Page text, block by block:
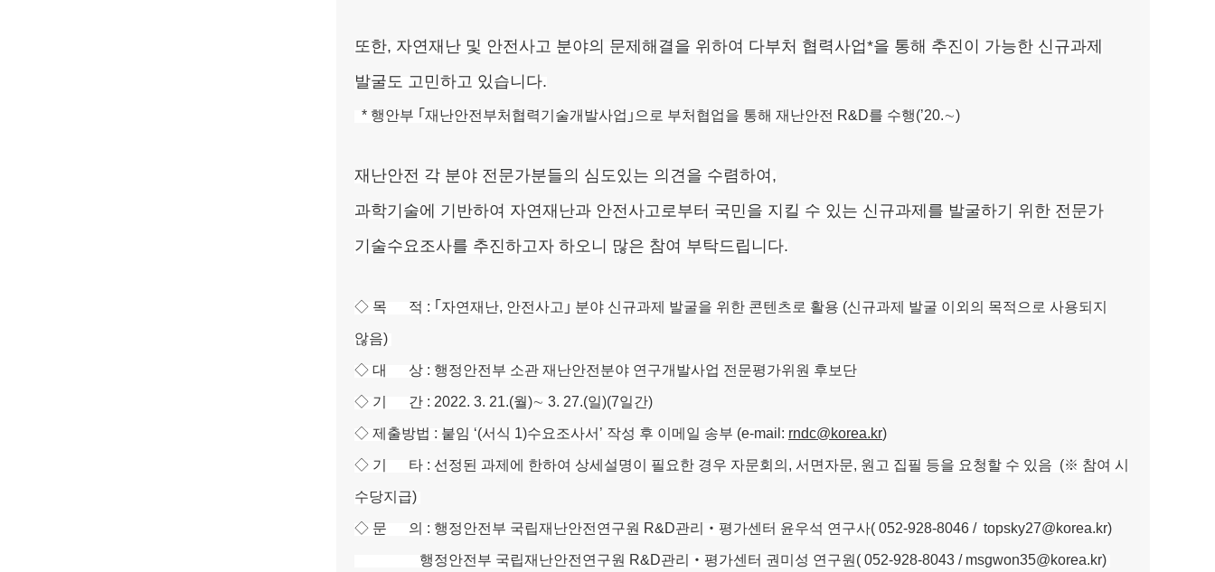
또한, 자연재난 및 안전사고 분야의 문제해결을 위하여 다부처 협력사업*을 통해 추진이 가능한 신규과제
발굴도 고민하고 있습니다.
* 행안부 ｢재난안전부처협력기술개발사업｣으로 부처협업을 통해 재난안전 R&D를 수행(’20.∼)
재난안전 각 분야 전문가분들의 심도있는 의견을 수렴하여,
과학기술에 기반하여 자연재난과 안전사고로부터 국민을 지킬 수 있는 신규과제를 발굴하기 위한 전문가
기술수요조사를 추진하고자 하오니 많은 참여 부탁드립니다.
◇ 목 적 : ｢자연재난, 안전사고｣ 분야 신규과제 발굴을 위한 콘텐츠로 활용 (신규과제 발굴 이외의 목적으로 사용되지
않음)
◇ 대 상 : 행정안전부 소관 재난안전분야 연구개발사업 전문평가위원 후보단
◇ 기 간 : 2022. 3. 21.(월)∼ 3. 27.(일)(7일간)
◇ 제출방법 : 붙임 ‘(서식 1)수요조사서’ 작성 후 이메일 송부 (e-mail: rndc@korea.kr)
◇ 기 타 : 선정된 과제에 한하여 상세설명이 필요한 경우 자문회의, 서면자문, 원고 집필 등을 요청할 수 있음 (※ 참여 시
수당지급)
◇ 문 의 : 행정안전부 국립재난안전연구원 R&D관리‧평가센터 윤우석 연구사( 052-928-8046 / topsky27@korea.kr)
행정안전부 국립재난안전연구원 R&D관리‧평가센터 권미성 연구원( 052-928-8043 / msgwon35@korea.kr)